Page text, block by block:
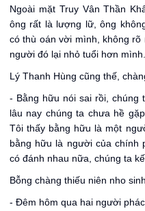
Ngoài mặt Truy Vân Thần
ông rất là lượng lữ, ông
có thù oán vời mình, không rõ
người đó lại nhỏ tuổi hơn mình.
Lý Thanh Hùng cũng thế,
- Bằng hữu nói sai rồi,
lâu nay chúng ta chưa hề
Tôi thấy bằng hữu là một
bằng hữu là người của chính
có đánh nhau nữa, chúng ta
Bỗng chàng thiếu niên nho
- Đêm hôm qua hai người